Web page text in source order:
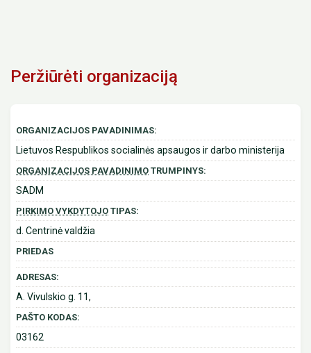
Peržiūrėti organizaciją
ORGANIZACIJOS PAVADINIMAS:
Lietuvos Respublikos socialinės apsaugos ir darbo ministerija
ORGANIZACIJOS PAVADINIMO TRUMPINYS:
SADM
PIRKIMO VYKDYTOJO TIPAS:
d. Centrinė valdžia
PRIEDAS
ADRESAS:
A. Vivulskio g. 11,
PAŠTO KODAS:
03162